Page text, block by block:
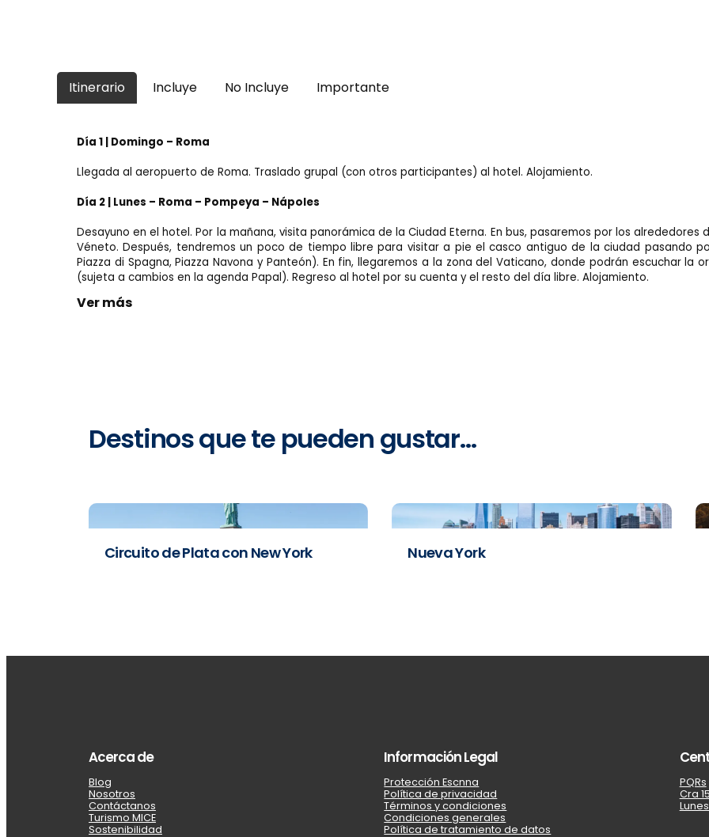
Itinerario Incluye No Incluye Importante
Día 1 | Domingo – Roma
Llegada al aeropuerto de Roma. Traslado grupal (con otros participantes) al hotel. Alojamiento.
Día 2 | Lunes – Roma – Pompeya – Nápoles
Desayuno en el hotel. Por la mañana, visita panorámica de la Ciudad Eterna. En bus, pasaremos por los alrededores
Véneto. Después, tendremos un poco de tiempo libre para visitar a pie el casco antiguo de la ciudad pasando
Piazza di Spagna, Piazza Navona y Panteón). En fin, llegaremos a la zona del Vaticano, donde podrán escuchar la
(sujeta a cambios en la agenda Papal). Regreso al hotel por su cuenta y el resto del día libre. Alojamiento.
Ver más
Destinos que te pueden gustar…
Circuito de Plata con New York Nueva York
Acerca de
Blog
Nosotros
Contáctanos
Turismo MICE
Sostenibilidad
Información Legal
Protección Escnna
Política de privacidad
Términos y condiciones
Condiciones generales
Política de tratamiento de datos
PQRs
Cra